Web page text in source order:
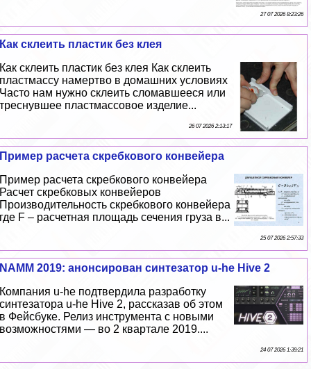
27 07 2026 8:23:26
Как склеить пластик без клея
Как склеить пластик без клея Как склеить
пластмассу намертво в домашних условиях
Часто нам нужно склеить сломавшееся или
треснувшее пластмассовое изделие...
26 07 2026 2:13:17
Пример расчета скребкового конвейера
Пример расчета скребкового конвейера
Расчет скребковых конвейеров
Производительность скребкового конвейера
где F – расчетная площадь сечения груза в...
25 07 2026 2:57:33
NAMM 2019: анонсирован синтезатор u-he Hive 2
Компания u-he подтвердила разработку
синтезатора u-he Hive 2, рассказав об этом
в Фейсбуке. Релиз инструмента с новыми
возможностями — во 2 квартале 2019....
24 07 2026 1:39:21